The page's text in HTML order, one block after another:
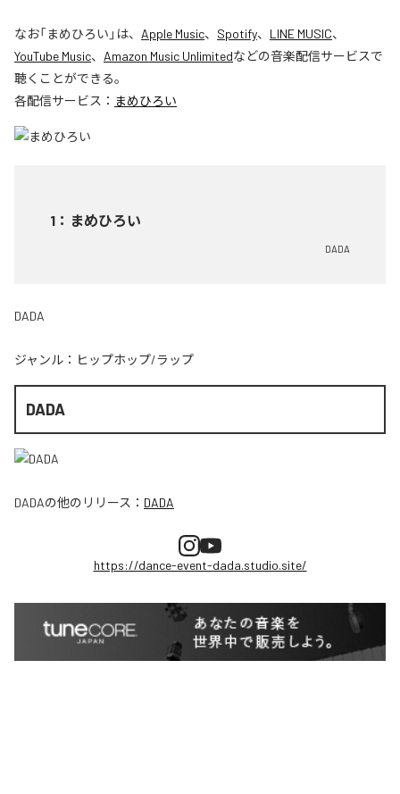
なお「まめひろい 」は、 Apple Music、 Spotify、 LINE MUSIC、
YouTube Music、 Amazon Music Unlimitedなどの音楽配信サービスで
聴くことができる。
各配信サービス： まめひろい
1 ： まめひろい
DADA
DADA
ジャンル： ヒップホップ/ラップ
DADA
DADAの他のリリース： DADA
https://dance-event-dada.studio.site/